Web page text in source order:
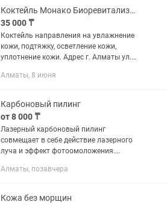
Коктейль Монако Биоревитализация
35 000 ₸
Коктейль направления на увлажнение
кожи, подтяжку, осветление кожи,
уплотнение кожи. Адрес г. Алматы ул.
Лицензия на медицинскую
Алматы, 8 июня
Карбоновый пилинг
от 8 000 ₸
Лазерный карбоновый пилинг
совмещает в себе действие лазерного
луча и эффект фотоомоложения.
гель-маска, в составе которой имеются
Алматы, позавчера
Кожа без морщин